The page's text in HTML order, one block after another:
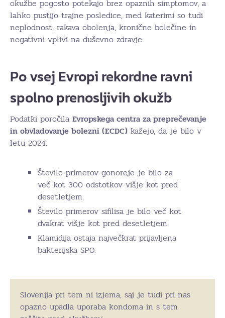
okužbe pogosto potekajo brez opaznih simptomov, a
lahko pustijo trajne posledice, med katerimi so tudi
neplodnost, rakava obolenja, kronične bolečine in
negativni vplivi na duševno zdravje.
Po vsej Evropi rekordne ravni
spolno prenosljivih okužb
Podatki poročila Evropskega centra za preprečevanje
in obvladovanje bolezni (ECDC) kažejo, da je bilo v
letu 2024:
Število primerov gonoreje je bilo za
več kot 300 odstotkov višje kot pred
desetletjem.
Število primerov sifilisa je bilo več kot
dvakrat višje kot pred desetletjem.
Klamidija ostaja največkrat prijavljena
bakterijska SPO.
Slovenija pri tem ni izjema, saj je tudi pri nas
opazno upadla uporaba kondoma in s tem